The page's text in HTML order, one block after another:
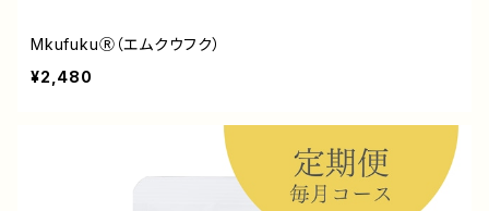
MkufukuⓇ（エムクウフク）
¥2,480